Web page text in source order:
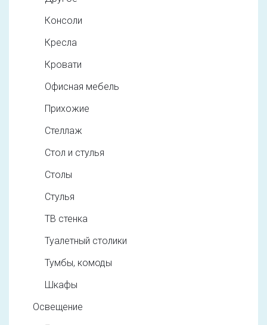
Консоли
Кресла
Кровати
Офисная мебель
Прихожие
Стеллаж
Стол и стулья
Столы
Стулья
ТВ стенка
Туалетный столики
Тумбы, комоды
Шкафы
Освещение